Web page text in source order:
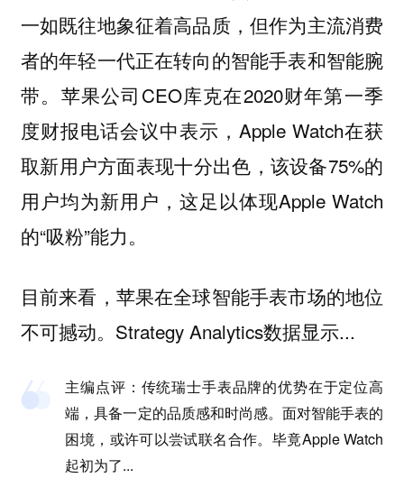
一如既往地象征着高品质，但作为主流消费
者的年轻一代正在转向的智能手表和智能腕
带。苹果公司CEO库克在2020财年第一季
度财报电话会议中表示，Apple Watch在获
取新用户方面表现十分出色，该设备75%的
用户均为新用户，这足以体现Apple Watch
的“吸粉”能力。
目前来看，苹果在全球智能手表市场的地位
不可撼动。Strategy Analytics数据显示...
主编点评：传统瑞士手表品牌的优势在于定位高
端，具备一定的品质感和时尚感。面对智能手表的
困境，或许可以尝试联名合作。毕竟Apple Watch
起初为了...